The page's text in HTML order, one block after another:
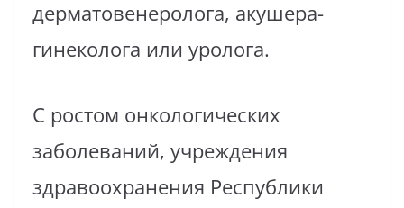
дерматовенеролога, акушера-
гинеколога или уролога.
С ростом онкологических
заболеваний, учреждения
здравоохранения Республики